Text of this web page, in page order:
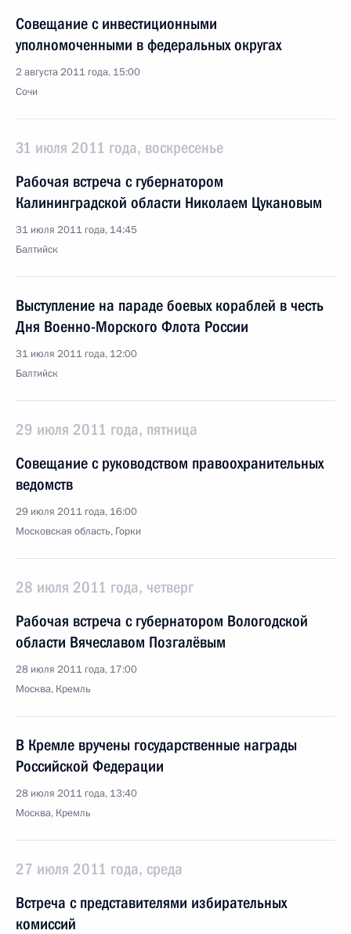
Совещание с инвестиционными
уполномоченными в федеральных округах
2 августа 2011 года, 15:00
Сочи
31 июля 2011 года, воскресенье
Рабочая встреча с губернатором
Калининградской области Николаем Цукановым
31 июля 2011 года, 14:45
Балтийск
Выступление на параде боевых кораблей в честь
Дня Военно-Морского Флота России
31 июля 2011 года, 12:00
Балтийск
29 июля 2011 года, пятница
Совещание с руководством правоохранительных
ведомств
29 июля 2011 года, 16:00
Московская область, Горки
28 июля 2011 года, четверг
Рабочая встреча с губернатором Вологодской
области Вячеславом Позгалёвым
28 июля 2011 года, 17:00
Москва, Кремль
В Кремле вручены государственные награды
Российской Федерации
28 июля 2011 года, 13:40
Москва, Кремль
27 июля 2011 года, среда
Встреча с представителями избирательных
комиссий